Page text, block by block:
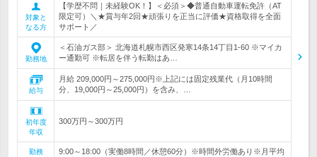
対象と
なる方
【学歴不問｜未経験OK！】＜必須＞◆普通自動車運転免許（AT
限定可）＼★賞与年2回★頑張りを正当に評価★資格取得を全面
サポート／
勤務地
＜石油ガス部＞ 北海道札幌市西区発寒14条14丁目1-60 ※マイカ
ー通勤可 ※転居を伴う転勤はあ…
給与
月給 209,000円～275,000円※上記には固定残業代（月10時間
分、19,000円～25,000円）を含み、…
初年度
年収
300万円～300万円
勤務
9:00～18:00（実働8時間／休憩60分）※時間外労働あり※月平均